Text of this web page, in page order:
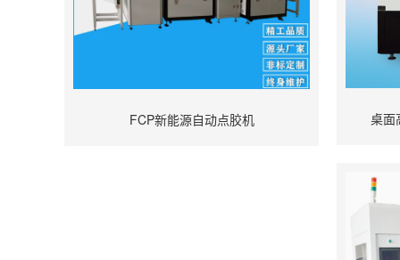
FCP新能源自动点胶机 桌面